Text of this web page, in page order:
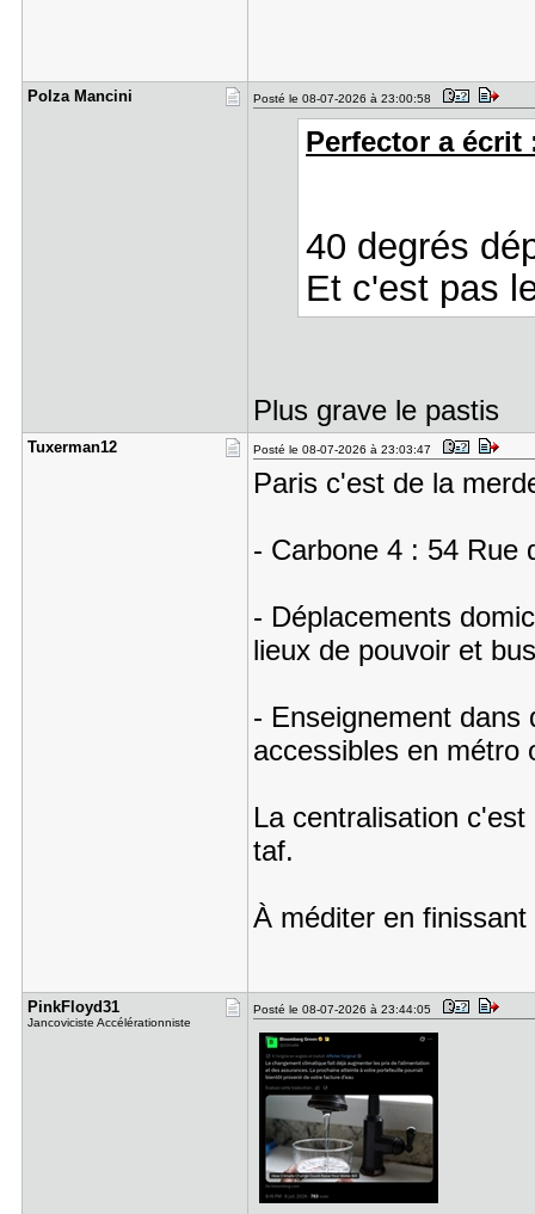
Polza Manc​ini Posté le 08-07-2026 à 23:00:58
Perfector a écrit
40 degrés
Et c'est pas
Plus grave le pastis
Tuxerman12 Posté le 08-07-2026 à 23:03:47
Paris c'est de la
- Carbone 4 : 54 Rue
- Déplacements
lieux de pouvoir et
- Enseignement dans
accessibles en métro
La centralisation
taf.
À méditer en
PinkFloyd3​1
Jancoviciste Accélérationniste
Posté le 08-07-2026 à 23:44:05